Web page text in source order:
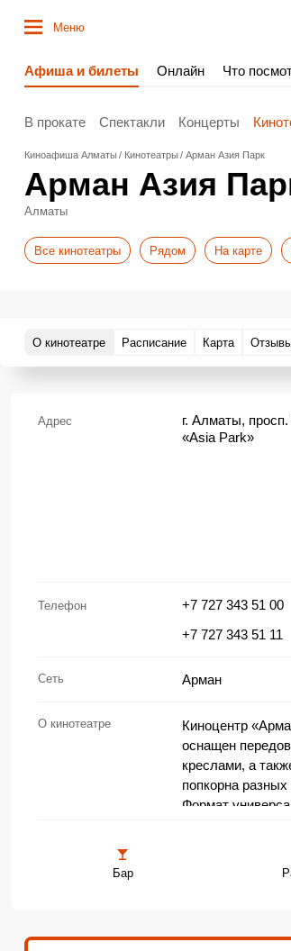
Меню
Афиша и билеты Онлайн Что
В прокате Спектакли Концерты
Киноафиша Алматы Кинотеатры Арман Азия Парк
Арман Азия
Алматы
Все кинотеатры Рядом На карте
О кинотеатре Расписание Карта
Адрес
г. Алматы,
«Asia Park»
Телефон +7 727 343 51 00
+7 727 343 51 11
Сеть Арман
О кинотеатре
Киноцентр
оснащен
креслами, а
попкорна разных
Формат
зрителей
сидеть со
Бар